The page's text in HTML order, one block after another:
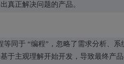
真正解决问题的产品。
同于 “编程”，忽略了需求分析、系
于主观理解开始开发，导致最终产